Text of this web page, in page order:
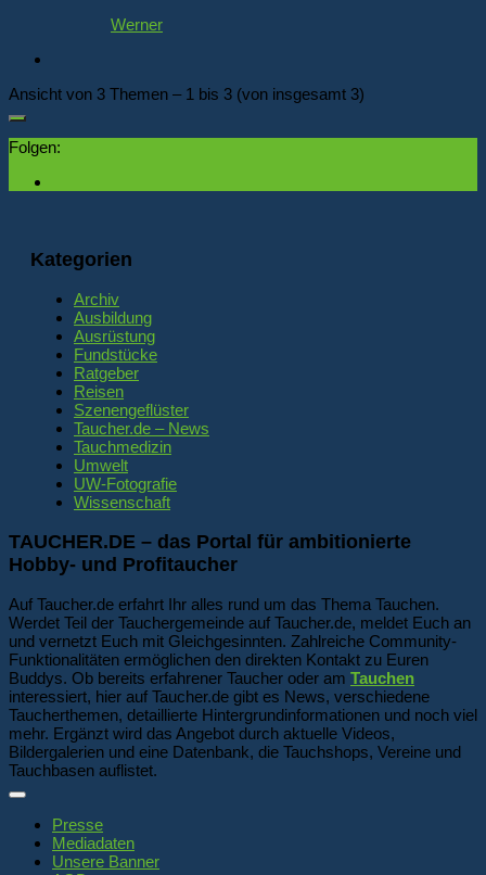
Werner
Ansicht von 3 Themen – 1 bis 3 (von insgesamt 3)
Folgen:
Kategorien
Archiv
Ausbildung
Ausrüstung
Fundstücke
Ratgeber
Reisen
Szenengeflüster
Taucher.de – News
Tauchmedizin
Umwelt
UW-Fotografie
Wissenschaft
TAUCHER.DE – das Portal für ambitionierte
Hobby- und Profitaucher
Auf Taucher.de erfahrt Ihr alles rund um das Thema Tauchen.
Werdet Teil der Tauchergemeinde auf Taucher.de, meldet Euch an
und vernetzt Euch mit Gleichgesinnten. Zahlreiche Community-
Funktionalitäten ermöglichen den direkten Kontakt zu Euren
Buddys. Ob bereits erfahrener Taucher oder am Tauchen
interessiert, hier auf Taucher.de gibt es News, verschiedene
Taucherthemen, detaillierte Hintergrundinformationen und noch viel
mehr. Ergänzt wird das Angebot durch aktuelle Videos,
Bildergalerien und eine Datenbank, die Tauchshops, Vereine und
Tauchbasen auflistet.
Presse
Mediadaten
Unsere Banner